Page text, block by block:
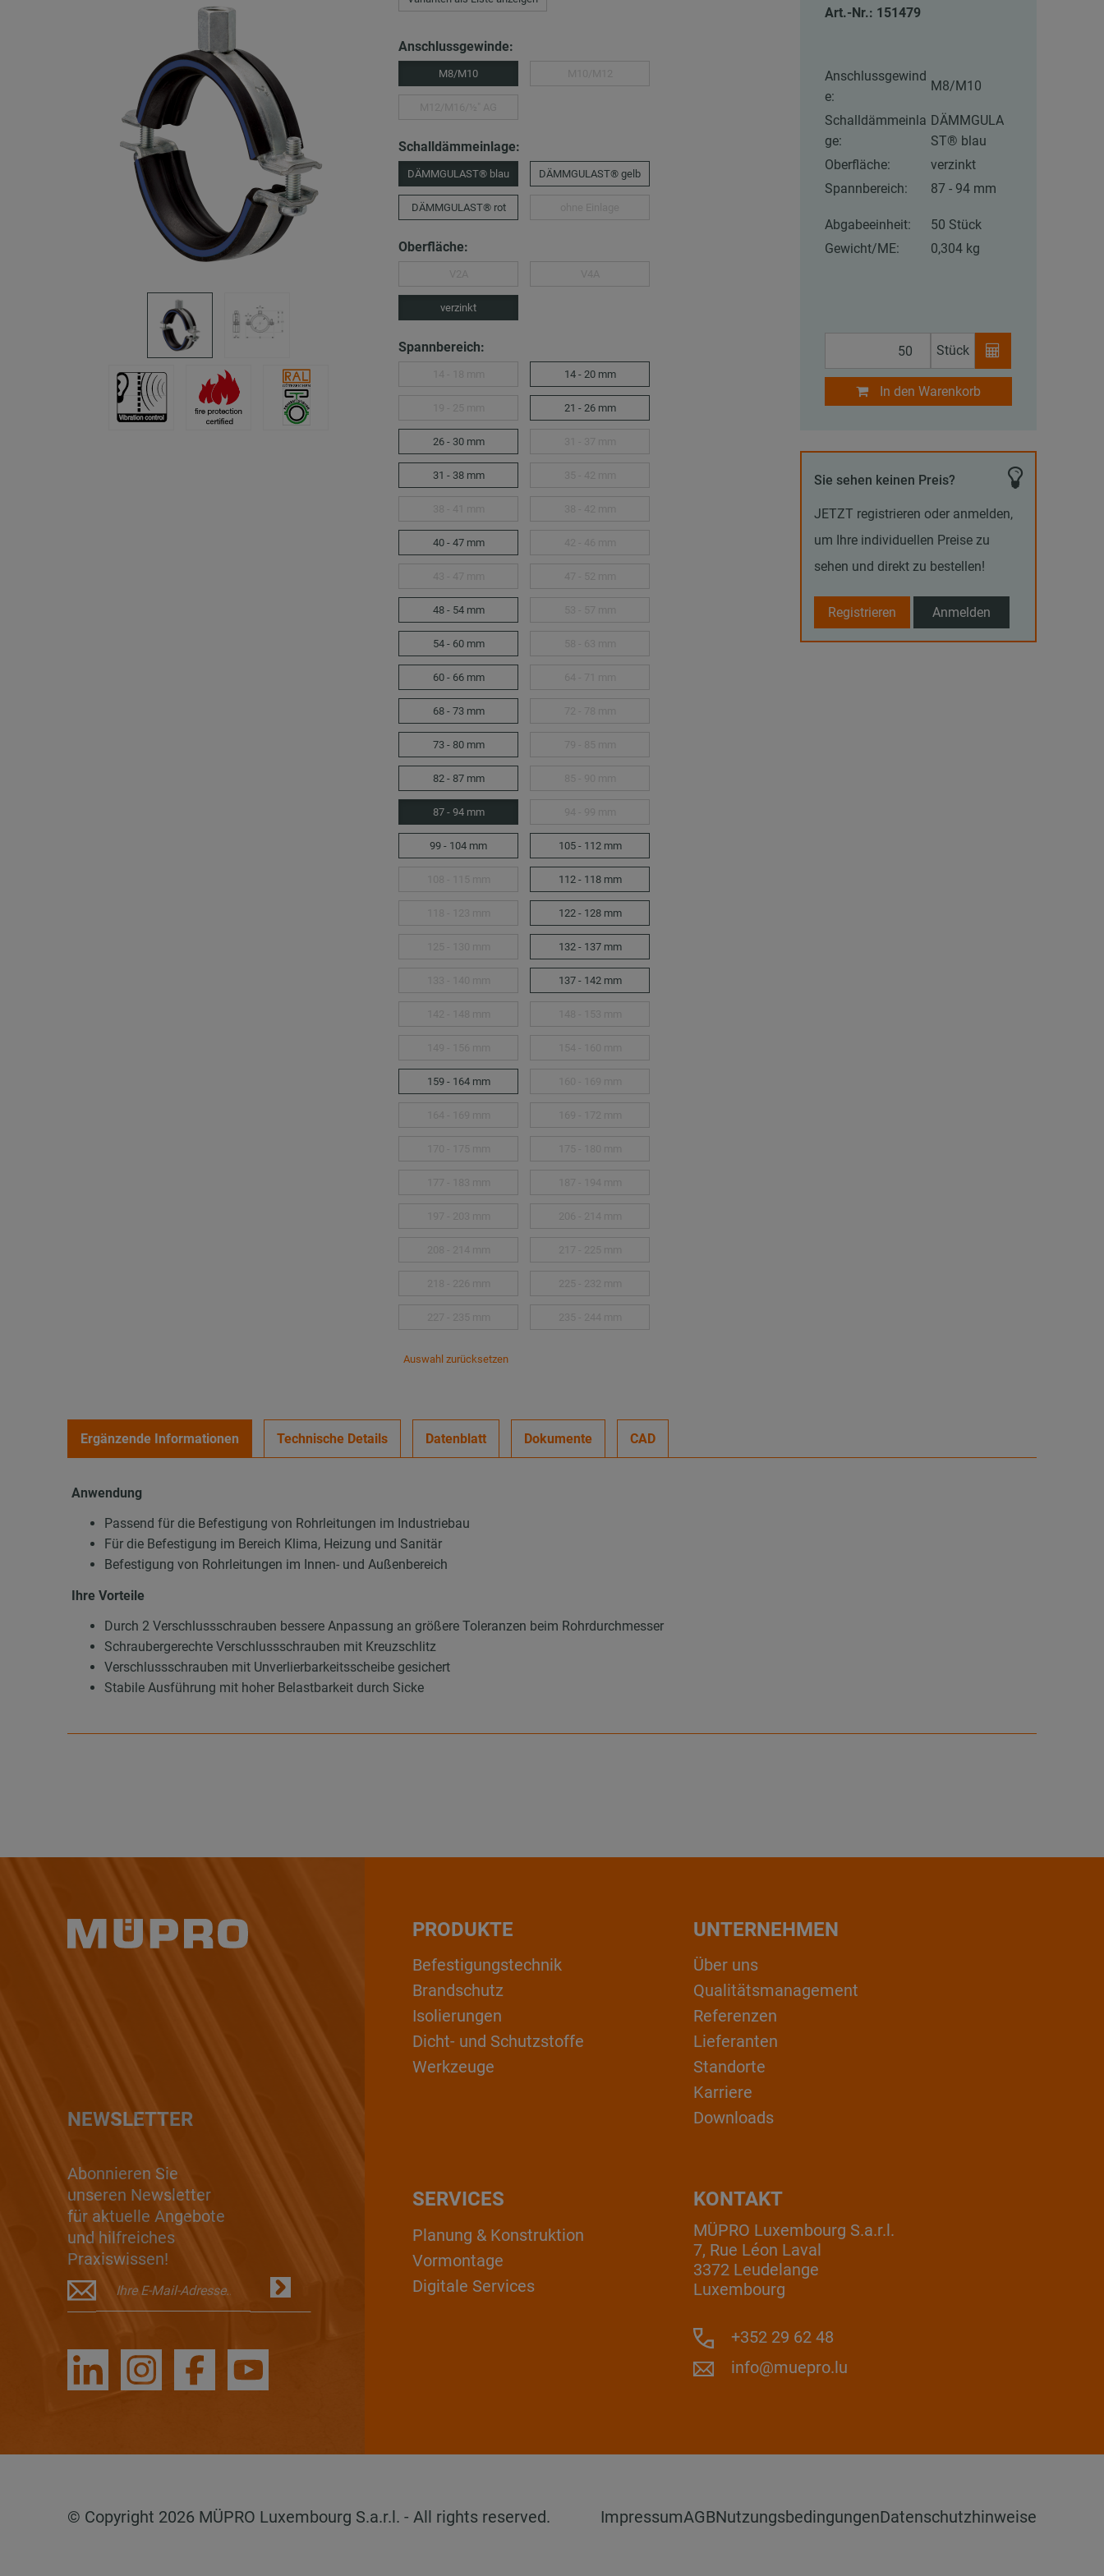
Anschlussgewinde:
M8/M10
Schalldämmeinlage:
DÄMMGULAST® blau DÄMMGULAST® gelb
DÄMMGULAST® rot
Oberfläche:
verzinkt
Spannbereich:
14 - 20 mm
21 - 26 mm
26 - 30 mm
31 - 38 mm
40 - 47 mm
48 - 54 mm
54 - 60 mm
60 - 66 mm
68 - 73 mm
73 - 80 mm
82 - 87 mm
87 - 94 mm
99 - 104 mm 105 - 112 mm
112 - 118 mm
122 - 128 mm
132 - 137 mm
137 - 142 mm
159 - 164 mm
Auswahl zurücksetzen
Art.-Nr.: 151479
Anschlussgewind
e:
M8/M10
Schalldämmeinla
ge:
DÄMMGULA
ST® blau
Oberfläche:
verzinkt
Spannbereich:
87 - 94 mm
Abgabeeinheit:
50 Stück
Gewicht/ME:
0,304 kg
Stück
In den Warenkorb
Sie sehen keinen Preis?
JETZT registrieren oder anmelden,
um Ihre individuellen Preise zu
sehen und direkt zu bestellen!
Registrieren Anmelden
Ergänzende Informationen Technische Details Datenblatt Dokumente CAD
Anwendung
Passend für die Befestigung von Rohrleitungen im Industriebau
Für die Befestigung im Bereich Klima, Heizung und Sanitär
Befestigung von Rohrleitungen im Innen- und Außenbereich
Ihre Vorteile
Durch 2 Verschlussschrauben bessere Anpassung an größere Toleranzen beim Rohrdurchmesser
Schraubergerechte Verschlussschrauben mit Kreuzschlitz
Verschlussschrauben mit Unverlierbarkeitsscheibe gesichert
Stabile Ausführung mit hoher Belastbarkeit durch Sicke
NEWSLETTER
Abonnieren Sie
unseren Newsletter
für aktuelle Angebote
und hilfreiches
Praxiswissen!
PRODUKTE
Befestigungstechnik
Brandschutz
Isolierungen
Dicht- und Schutzstoffe
Werkzeuge
UNTERNEHMEN
Über uns
Qualitätsmanagement
Referenzen
Lieferanten
Standorte
Karriere
Downloads
KONTAKT
MÜPRO Luxembourg S.a.r.l.
7, Rue Léon Laval
3372 Leudelange
Luxembourg
+352 29 62 48
info@muepro.lu
SERVICES
Planung & Konstruktion
Vormontage
Digitale Services
© Copyright 2026 MÜPRO Luxembourg S.a.r.l. - All rights reserved. ImpressumAGBNutzungsbedingungenDatenschutzhinweise